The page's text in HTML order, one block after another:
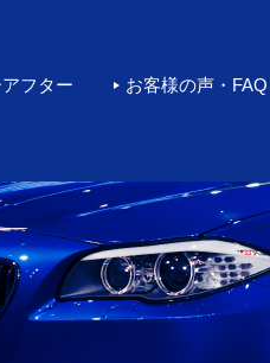
フター お客様の声・FAQ
をするなら環